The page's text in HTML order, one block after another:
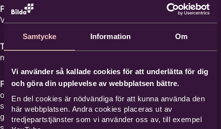
Samtycke Information Om
Vi använder så kallade cookies för att underlätta för dig
och göra din upplevelse av webbplatsen bättre.
En del cookies är nödvändiga för att kunna använda den
här webbplatsen. Andra cookies placeras ut av
tredjepartstjänster som vi använder oss av, till exempel
Plats:Equmeniakyrkan Vikingstad,
Våghusgatan 1
Tid:
med start tisdagen den 1 september 2026.
Film med samtal:Varje gång har ett ämne
och vi tittar på en film med ett förinspelat
samtal mellan Britta Hermansson och en
gäst där deras erfarenheter och berättelser